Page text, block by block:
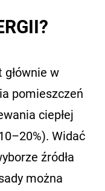
głównie w
pomieszczeń
ciepłej
Widać
źródła
można